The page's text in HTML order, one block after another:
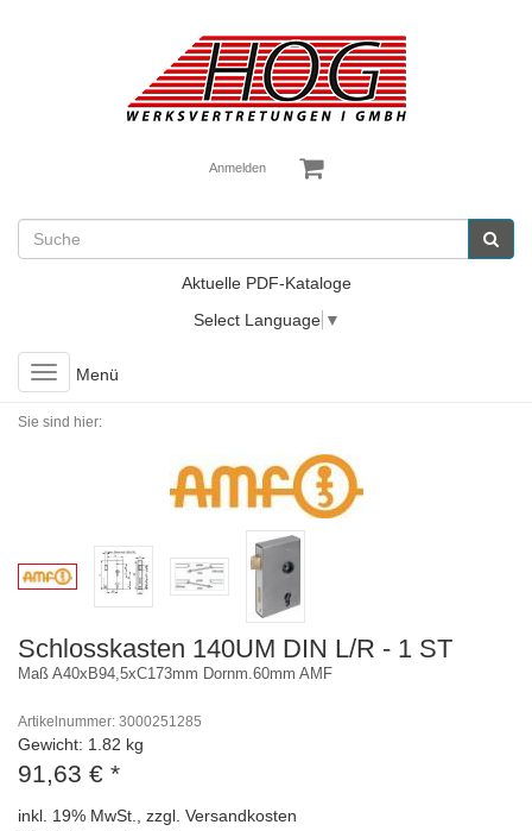
Anmelden
Aktuelle PDF-Kataloge
Select Language ▼
Toggle
navigation
Menü
Sie sind hier:
Schlosskasten 140UM DIN L/R - 1 ST
Maß A40xB94,5xC173mm Dornm.60mm AMF
Artikelnummer: 3000251285
Gewicht: 1.82 kg
91,63 € *
inkl. 19% MwSt., zzgl. Versandkosten